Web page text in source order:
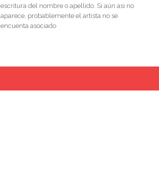
escritura del nombre o apellido. Si aún asi no
aparece, probablemente el artista no se
encuenta asociado